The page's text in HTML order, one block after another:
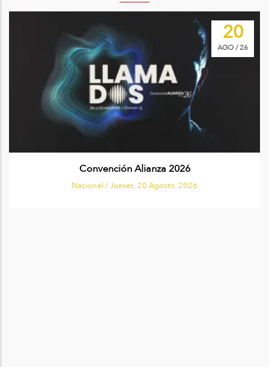
20
AGO / 26
Convención Alianza 2026
Nacional /Jueves, 20 Agosto, 2026